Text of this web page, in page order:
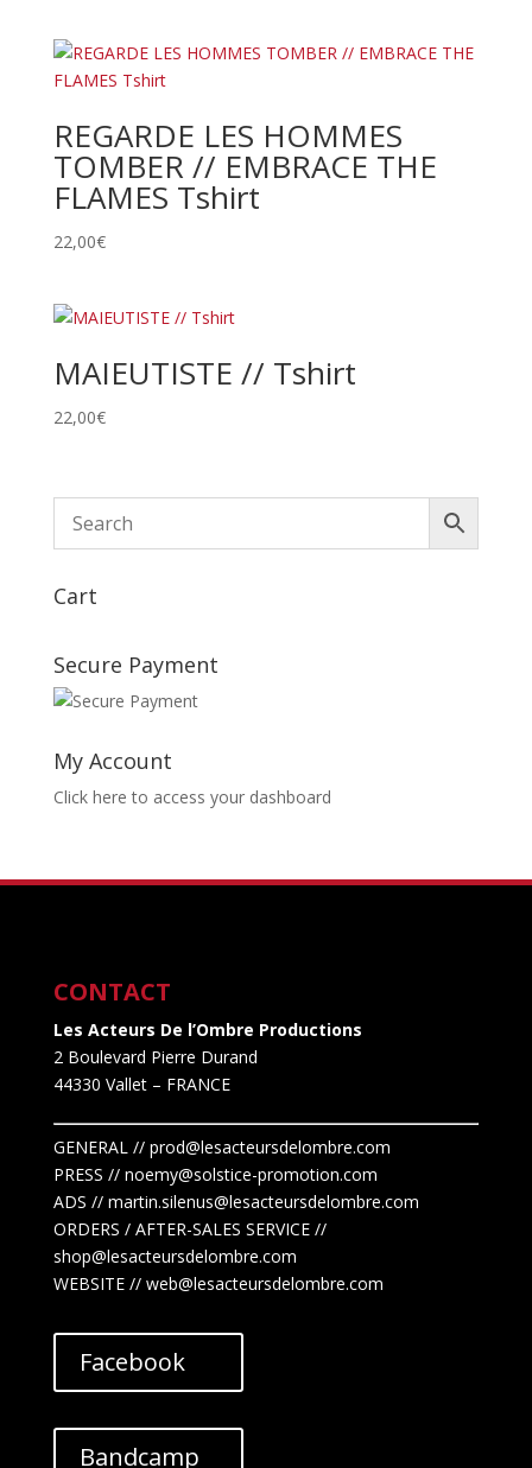
REGARDE LES HOMMES
TOMBER // EMBRACE THE
FLAMES Tshirt
22,00€
MAIEUTISTE // Tshirt
22,00€
Cart
Secure Payment
My Account
Click here to access your dashboard
CONTACT
Les Acteurs De l’Ombre Productions
2 Boulevard Pierre Durand
44330 Vallet– FRANCE
GENERAL // prod@lesacteursdelombre.com
PRESS // noemy@solstice-promotion.com
ADS // martin.silenus@lesacteursdelombre.com
ORDERS / AFTER-SALES SERVICE //
shop@lesacteursdelombre.com
WEBSITE // web@lesacteursdelombre.com
Facebook
Bandcamp